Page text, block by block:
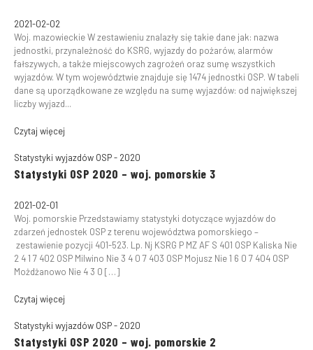
2021-02-02
Woj. mazowieckie W zestawieniu znalazły się takie dane jak: nazwa
jednostki, przynależność do KSRG, wyjazdy do pożarów, alarmów
fałszywych, a także miejscowych zagrożeń oraz sumę wszystkich
wyjazdów. W tym województwie znajduje się 1474 jednostki OSP. W tabeli
dane są uporządkowane ze względu na sumę wyjazdów: od największej
liczby wyjazd...
Czytaj więcej
Statystyki wyjazdów OSP - 2020
Statystyki OSP 2020 – woj. pomorskie 3
2021-02-01
Woj. pomorskie Przedstawiamy statystyki dotyczące wyjazdów do
zdarzeń jednostek OSP z terenu województwa pomorskiego –
zestawienie pozycji 401-523. Lp. Nj KSRG P MZ AF S 401 OSP Kaliska Nie
2 4 1 7 402 OSP Milwino Nie 3 4 0 7 403 OSP Mojusz Nie 1 6 0 7 404 OSP
Możdżanowo Nie 4 3 0 […]
Czytaj więcej
Statystyki wyjazdów OSP - 2020
Statystyki OSP 2020 – woj. pomorskie 2